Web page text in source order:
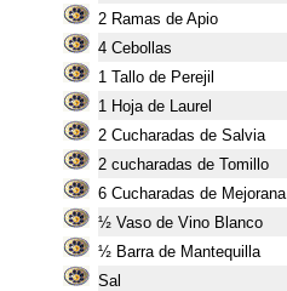
2 Ramas de Apio
4 Cebollas
1 Tallo de Perejil
1 Hoja de Laurel
2 Cucharadas de Salvia
2 cucharadas de Tomillo
6 Cucharadas de Mejorana
½ Vaso de Vino Blanco
½ Barra de Mantequilla
Sal